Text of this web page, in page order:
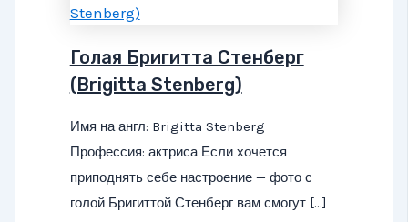
Голая Бригитта Стенберг
(Brigitta Stenberg)
Имя на англ: Brigitta Stenberg
Профессия: актриса Если хочется
приподнять себе настроение — фото с
голой Бригиттой Стенберг вам смогут […]